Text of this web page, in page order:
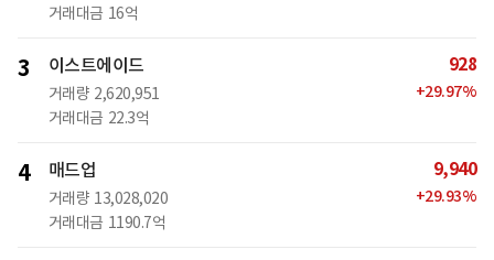
거래대금 16억
3 이스트에이드
거래량 2,620,951
거래대금 22.3억
928
+29.97%
4 매드업
거래량 13,028,020
거래대금 1190.7억
9,940
+29.93%